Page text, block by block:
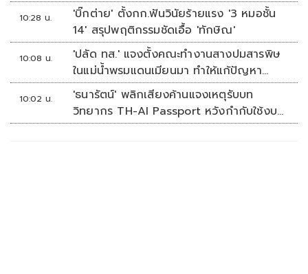
10:28 น.
'บิ๊กต่าย' ตั้งกก.ฟันวินัยร้ายแรง '3 หมอชั้น
14' สรุปพฤติกรรมชัดเอื้อ 'ทักษิณ'
10:08 น.
'ปลัด ทส.' แจงตั้งคณะทำงานสางปมสารพิษ
ในแม่น้ำพรมแดนเมียนมา ทำให้แก้ปัญหา
รวดเร็ว
10:02 น.
'ธนารัตน์' พลิกเสียงค้านแจงเหตุรับบท
วิทยากร TH-AI Passport หวังกำกับใช้งบ
เหมาะสม ชูจุดเด่นคนไทยได้ใช้ AI ระดับโปร